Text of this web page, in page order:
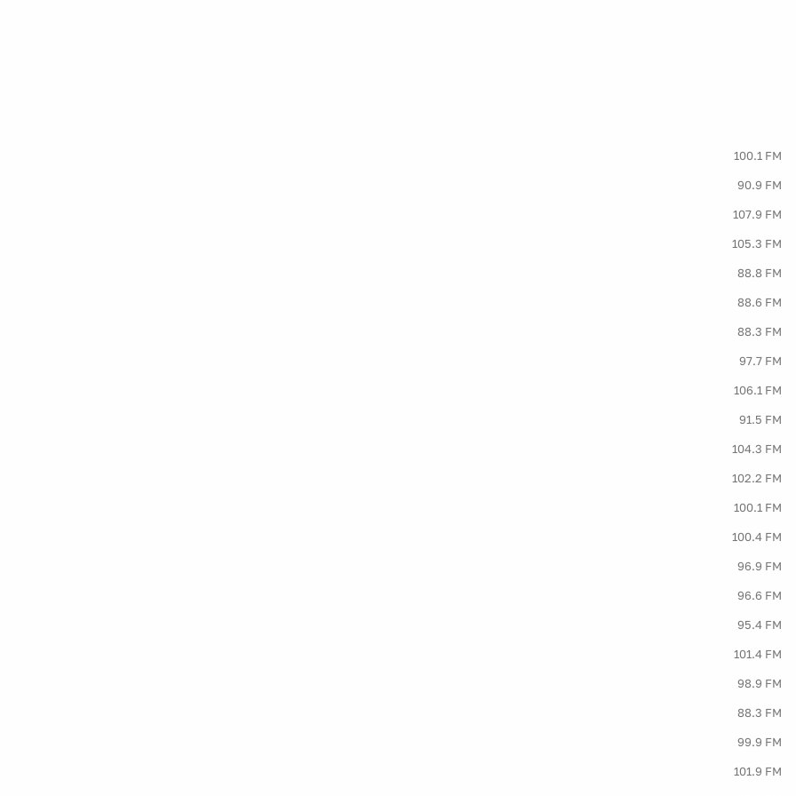
100.1 FM
90.9 FM
107.9 FM
105.3 FM
88.8 FM
88.6 FM
88.3 FM
97.7 FM
106.1 FM
91.5 FM
104.3 FM
102.2 FM
100.1 FM
100.4 FM
96.9 FM
96.6 FM
95.4 FM
101.4 FM
98.9 FM
88.3 FM
99.9 FM
101.9 FM